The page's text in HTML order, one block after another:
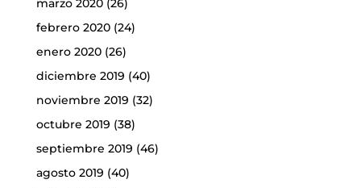
marzo 2020(26)
febrero 2020(24)
enero 2020(26)
diciembre 2019 (40)
noviembre 2019 (32)
octubre 2019 (38)
septiembre 2019 (46)
agosto 2019 (40)